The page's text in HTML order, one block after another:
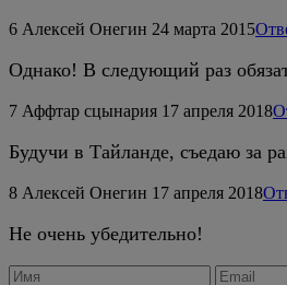
6 Алексей Онегин 24 марта 2015
Однако! В следующий раз
7 Аффтар сцынария 17 апреля 2018
Будучи в Тайланде, съедаю за
8 Алексей Онегин 17 апреля 2018
Не очень убедительно!